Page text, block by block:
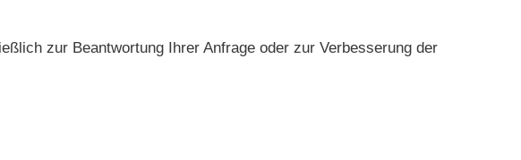
zur Beantwortung Ihrer Anfrage oder zur Verbesserung der